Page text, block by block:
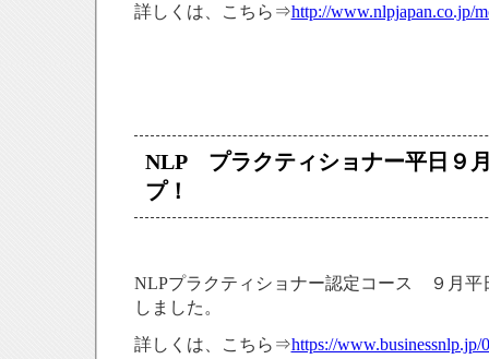
詳しくは、こちら⇒http://www.nlpjapan.co.jp/
NLP プラクティショナー平日９
プ！
NLPプラクティショナー認定コース ９月平
しました。
詳しくは、こちら⇒https://www.businessnlp.jp/